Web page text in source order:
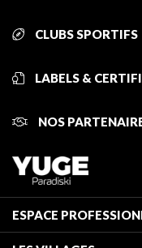
CLUBS SPORTIFS
LABELS &
NOS
ESPACE